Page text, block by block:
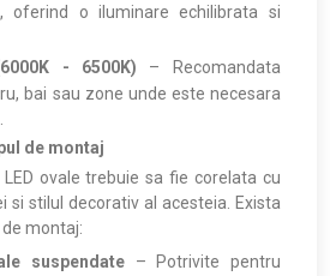
oferind o iluminare echilibrata si
- 6500K) – Recomandata
bai sau zone unde este necesara
de montaj
ovale trebuie sa fie corelata cu
si stilul decorativ al acesteia. Exista
montaj:
suspendate – Potrivite pentru